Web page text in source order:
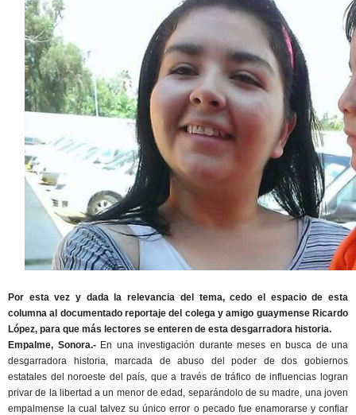
Por esta vez y dada la relevancia del tema, cedo el espacio de esta
columna al documentado reportaje del colega y amigo guaymense Ricardo
López, para que más lectores se enteren de esta desgarradora historia.
Empalme, Sonora.-En una investigación durante meses en busca de una
desgarradora historia, marcada de abuso del poder de dos gobiernos
estatales del noroeste del país, que a través de tráfico de influencias logran
privar de la libertad a un menor de edad, separándolo de su madre, una joven
empalmense la cual talvez su único error o pecado fue enamorarse y confiar